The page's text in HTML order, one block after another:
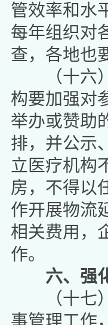
管效率和水
每年组织对
查，各地也
（十六）
构要加强对
举办或赞助
排，并公示
立医疗机构
房，不得以
作开展物流
相关费用，
作。
六、强
（十七）
事管理工作